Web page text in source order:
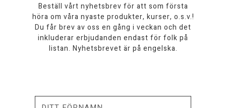
Beställ vårt nyhetsbrev för att som första
höra om våra nyaste produkter, kurser, o.s.v.!
Du får brev av oss en gång i veckan och det
inkluderar erbjudanden endast för folk på
listan. Nyhetsbrevet är på engelska.